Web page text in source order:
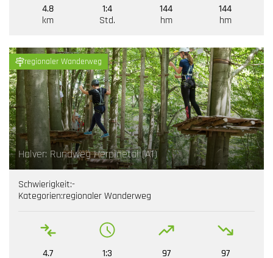
4.8
km
1:4
Std.
144
hm
144
hm
regionaler Wanderweg
Halver: Rundweg Herpinetal (A1)
Schwierigkeit:-
Kategorien:regionaler Wanderweg
4.7
1:3
97
97